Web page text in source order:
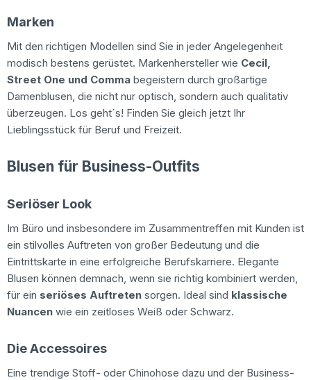
Marken
Mit den richtigen Modellen sind Sie in jeder Angelegenheit
modisch bestens gerüstet. Markenhersteller wie Cecil,
Street One und Comma begeistern durch großartige
Damenblusen, die nicht nur optisch, sondern auch qualitativ
überzeugen. Los geht´s! Finden Sie gleich jetzt Ihr
Lieblingsstück für Beruf und Freizeit.
Blusen für Business-Outfits
Seriöser Look
Im Büro und insbesondere im Zusammentreffen mit Kunden ist
ein stilvolles Auftreten von großer Bedeutung und die
Eintrittskarte in eine erfolgreiche Berufskarriere. Elegante
Blusen können demnach, wenn sie richtig kombiniert werden,
für ein seriöses Auftreten sorgen. Ideal sind klassische
Nuancen wie ein zeitloses Weiß oder Schwarz.
Die Accessoires
Eine trendige Stoff- oder Chinohose dazu und der Business-